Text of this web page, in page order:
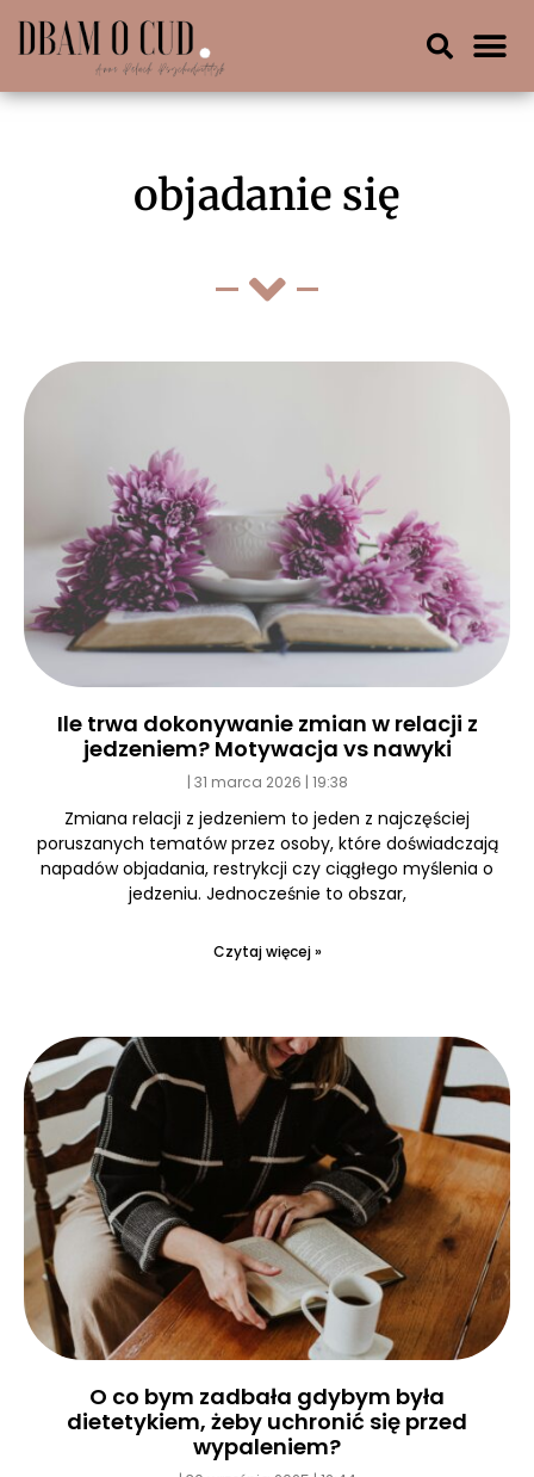
objadanie się
Ile trwa dokonywanie zmian w relacji z
jedzeniem? Motywacja vs nawyki
31 marca 2026 19:38
Zmiana relacji z jedzeniem to jeden z najczęściej
poruszanych tematów przez osoby, które doświadczają
napadów objadania, restrykcji czy ciągłego myślenia o
jedzeniu. Jednocześnie to obszar,
Czytaj więcej »
O co bym zadbała gdybym była
dietetykiem, żeby uchronić się przed
wypaleniem?